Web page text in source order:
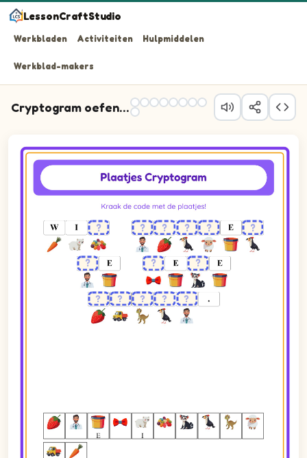
LessonCraftStudio
Werkbladen Activiteiten Hulpmiddelen
Werkblad-makers
Cryptogram oefenen
Cryptogram puzzle. The cipher key shows pictures of